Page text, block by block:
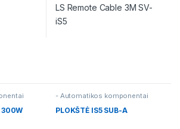
LS Remote Cable 3M SV-
iS5
300W
- Automatikos komponentai
PLOKŠTĖ IS5 SUB-A